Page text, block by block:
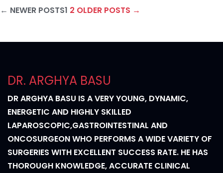
POSTS
← NEWER POSTS1 2 OLDER POSTS →
DR. ARGHYA BASU
DR ARGHYA BASU IS A VERY YOUNG, DYNAMIC,
ENERGETIC AND HIGHLY SKILLED
LAPAROSCOPIC,GASTROINTESTINAL AND
ONCOSURGEON WHO PERFORMS A WIDE VARIETY OF
SURGERIES WITH EXCELLENT SUCCESS RATE. HE HAS
THOROUGH KNOWLEDGE, ACCURATE CLINICAL